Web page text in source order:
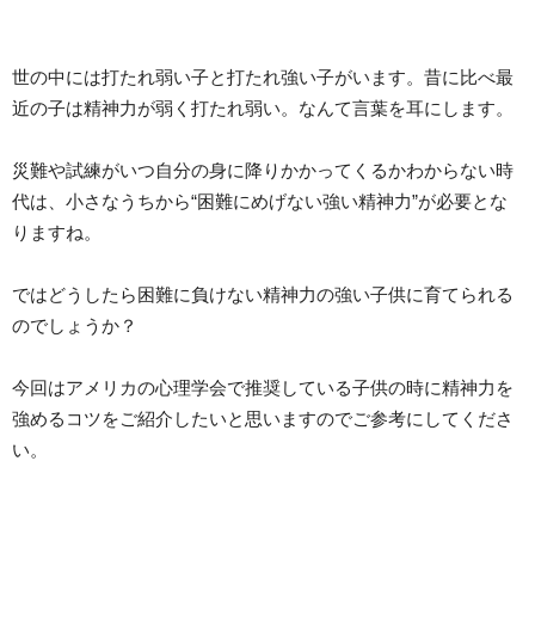
世の中には打たれ弱い子と打たれ強い子がいます。昔に比べ最
近の子は精神力が弱く打たれ弱い。なんて言葉を耳にします。
災難や試練がいつ自分の身に降りかかってくるかわからない時
代は、小さなうちから“困難にめげない強い精神力”が必要とな
りますね。
ではどうしたら困難に負けない精神力の強い子供に育てられる
のでしょうか？
今回はアメリカの心理学会で推奨している子供の時に精神力を
強めるコツをご紹介したいと思いますのでご参考にしてくださ
い。